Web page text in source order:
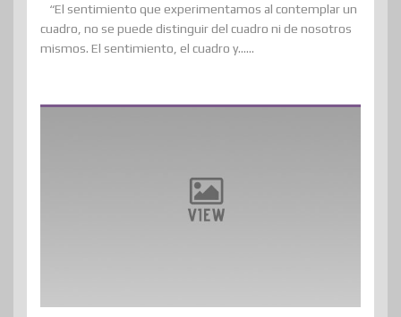
“El sentimiento que experimentamos al contemplar un
cuadro, no se puede distinguir del cuadro ni de nosotros
mismos. El sentimiento, el cuadro y......